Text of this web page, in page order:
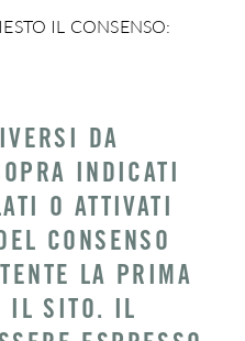
IL CONSENSO:
DA
INDICATI
O ATTIVATI
CONSENSO
LA PRIMA
IL SITO. IL